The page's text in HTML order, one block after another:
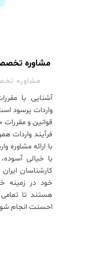
مشاوره
مشاوره
آشنایی با
واردات پرسود
قوانین و
فرآیند واردات
با ارائه
با خیالی
کارشناسان
خود در زمینه
هستند تا
احسنت انجام